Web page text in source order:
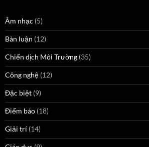
Âm nhạc (5)
Bàn luận (12)
Chiến dịch Môi Trường (35)
Công nghệ (12)
Đặc biệt (9)
Điểm báo (18)
Giải trí (14)